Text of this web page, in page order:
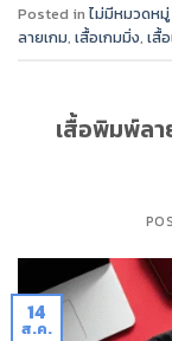
Posted in ไม่มีหมวดหมู่
ลายเกม, เสื้อเกมมิ่ง, เสื้
เสื้อพิมพ์ลา
14
ส.ค.